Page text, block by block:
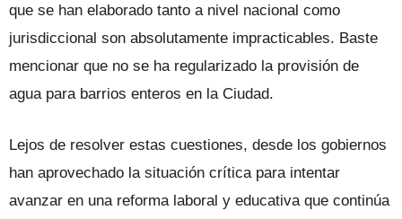
que se han elaborado tanto a nivel nacional como
jurisdiccional son absolutamente impracticables. Baste
mencionar que no se ha regularizado la provisión de
agua para barrios enteros en la Ciudad.
Lejos de resolver estas cuestiones, desde los gobiernos
han aprovechado la situación crítica para intentar
avanzar en una reforma laboral y educativa que continúa